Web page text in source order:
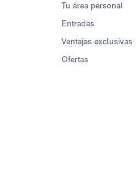
Tu área personal
Entradas
Ventajas exclusivas
Ofertas